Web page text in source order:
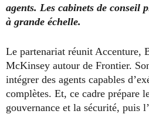
agents. Les cabinets de conseil
à grande échelle.
Le partenariat réunit Accenture,
McKinsey autour de Frontier.
intégrer des agents capables
complètes. Et, ce cadre prépare
gouvernance et la sécurité, puis